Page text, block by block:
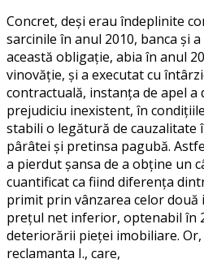
Concret, deşi erau îndeplinite
sarcinile în anul 2010, banca şi
această obligaţie, abia în anul
vinovăţie, şi a executat cu
contractuală, instanţa de apel
prejudiciu inexistent, în
stabili o legătură de cauzalitate
pârâtei şi pretinsa pagubă.
a pierdut şansa de a obţine un
cuantificat ca fiind diferenţa
primit prin vânzarea celor două
preţul net inferior, optenabil în
deteriorării pieţei imobiliare.
reclamanta I., care,